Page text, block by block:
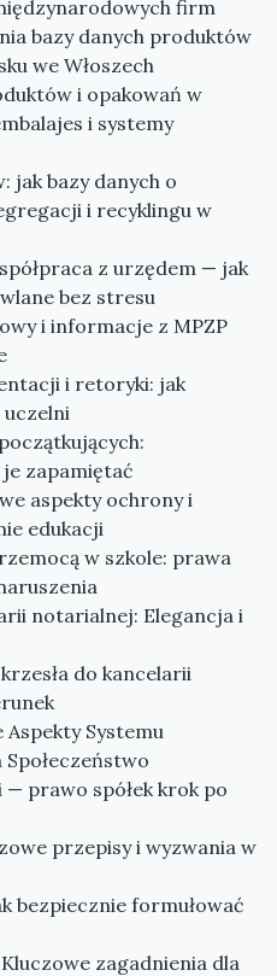
firm
bazy danych produktów
we Włoszech
i opakowań w
i systemy
jak bazy danych o
i recyklingu w
z urzędem — jak
bez stresu
i informacje z MPZP
i retoryki: jak
uczelni
zapamiętać
aspekty ochrony i
edukacji
w szkole: prawa
notarialnej: Elegancja i
do kancelarii
Systemu
Społeczeństwo
— prawo spółek krok po
przepisy i wyzwania w
bezpiecznie formułować
zagadnienia dla